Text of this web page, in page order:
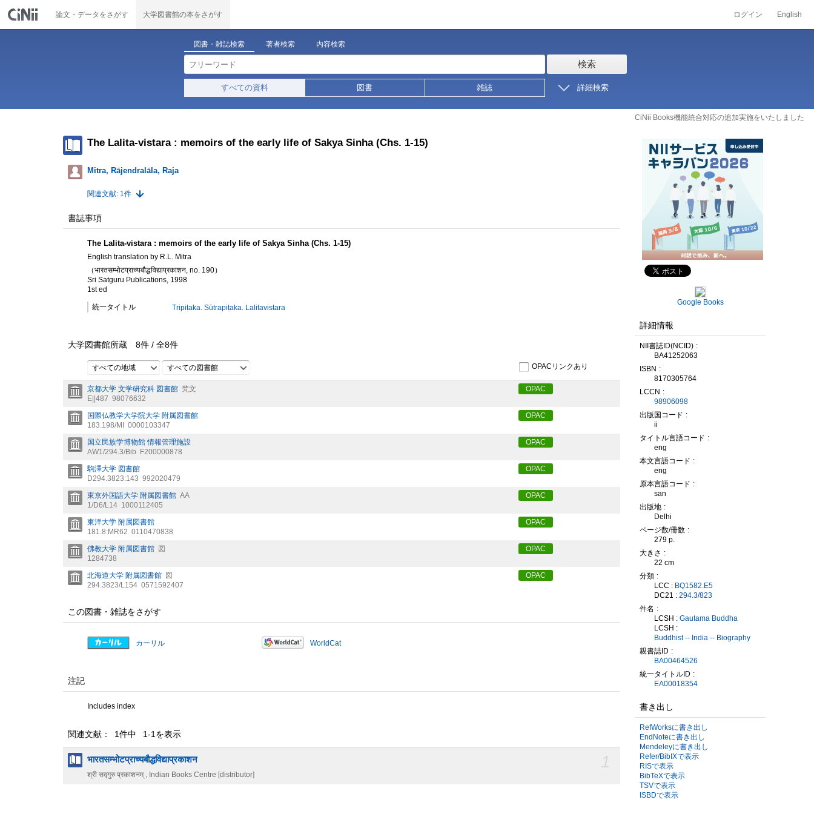
論文・データをさがす 大学図書館の本をさがす ログイン English
図書・雑誌検索 著者検索 内容検索
検索
すべての資料 図書 雑誌 詳細検索
CiNii Books機能統合対応の追加実施をいたしました
The Lalita-vistara : memoirs of the early life of Sakya Sinha (Chs. 1-15)
Mitra, Rājendralāla, Raja
関連文献: 1件
書誌事項
The Lalita-vistara : memoirs of the early life of Sakya Sinha (Chs. 1-15)
English translation by R.L. Mitra
（भारतसम्भोटप्राच्यबौद्धविद्याप्रकाशन, no. 190）
Sri Satguru Publications, 1998
1st ed
統一タイトル Tripiṭaka. Sūtrapiṭaka. Lalitavistara
大学図書館所蔵 8件 / 全8件
すべての地域 すべての図書館 OPACリンクあり
京都大学 文学研究科 図書館 梵文
E||487 98076632
OPAC
国際仏教学大学院大学 附属図書館
183.198/MI 0000103347
OPAC
国立民族学博物館 情報管理施設
AW1/294.3/Bib F200000878
OPAC
駒澤大学 図書館
D294.3823:143 992020479
OPAC
東京外国語大学 附属図書館 AA
1/D6/L14 1000112405
OPAC
東洋大学 附属図書館
181.8:MR62 0110470838
OPAC
佛教大学 附属図書館 図
1284738
OPAC
北海道大学 附属図書館 図
294.3823/L154 0571592407
OPAC
この図書・雑誌をさがす
カーリル WorldCat
注記
Includes index
関連文献： 1件中 1-1を表示
भारतसम्भोटप्राच्यबौद्धविद्याप्रकाशन
श्री सद्गुरु प्रकाशनम् , Indian Books Centre [distributor]
Google Books
詳細情報
NII書誌ID(NCID)
BA41252063
ISBN
8170305764
LCCN
98906098
出版国コード
ii
タイトル言語コード
eng
本文言語コード
eng
原本言語コード
san
出版地
Delhi
ページ数/冊数
279 p.
大きさ
22 cm
分類
LCC : BQ1582.E5
DC21 : 294.3/823
件名
LCSH : Gautama Buddha
LCSH :
Buddhist -- India -- Biography
親書誌ID
BA00464526
統一タイトルID
EA00018354
書き出し
RefWorksに書き出し
EndNoteに書き出し
Mendeleyに書き出し
Refer/BibIXで表示
RISで表示
BibTeXで表示
TSVで表示
ISBDで表示